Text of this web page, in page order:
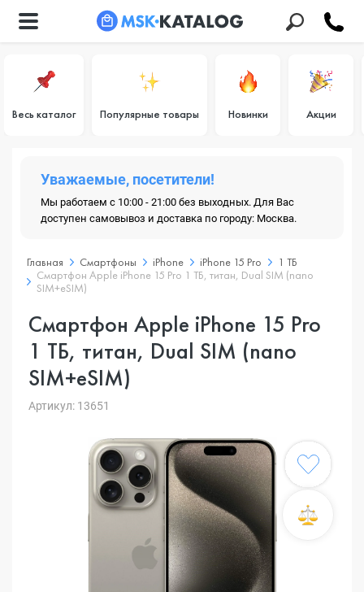
Весь каталог Популярные товары Новинки Акции
Уважаемые, посетители!
Мы работаем с 10:00 - 21:00 без выходных. Для Вас
доступен самовывоз и доставка по городу: Москва.
Главная Смартфоны iPhone iPhone 15 Pro
1 ТБ
Смартфон Apple iPhone 15 Pro 1 ТБ, титан, Dual SIM (nano
SIM+eSIM)
Смартфон Apple iPhone 15 Pro
1 ТБ, титан, Dual SIM (nano
SIM+eSIM)
Артикул: 13651